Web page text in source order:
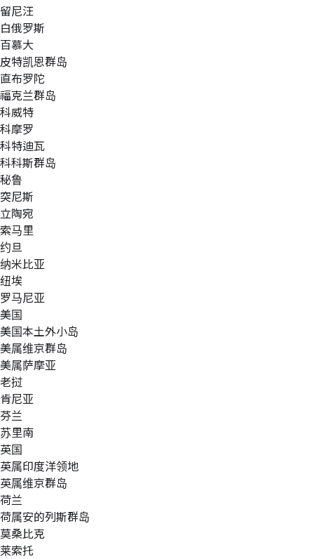
留尼汪
白俄罗斯
百慕大
皮特凯恩群岛
直布罗陀
福克兰群岛
科威特
科摩罗
科特迪瓦
科科斯群岛
秘鲁
突尼斯
立陶宛
索马里
约旦
纳米比亚
纽埃
罗马尼亚
美国
美国本土外小岛
美属维京群岛
美属萨摩亚
老挝
肯尼亚
芬兰
苏里南
英国
英属印度洋领地
英属维京群岛
荷兰
荷属安的列斯群岛
莫桑比克
莱索托